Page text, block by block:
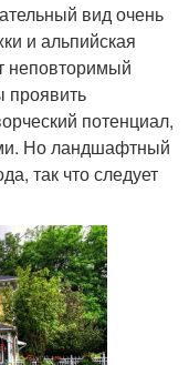
вид очень
и альпийская
неповторимый
проявить
потенциал,
Но ландшафтный
так что следует